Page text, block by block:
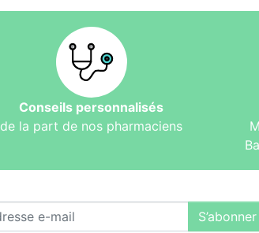
Conseils personnalisés
de la part de nos pharmaciens
S’abonner